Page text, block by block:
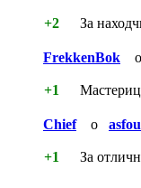
+2 За
FrekkenBok
+1
Chief о
+1 За